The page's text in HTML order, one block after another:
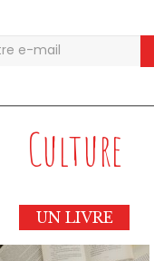
Culture
UN LIVRE